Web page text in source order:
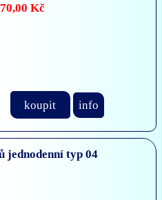
70,00 Kč
koupit info